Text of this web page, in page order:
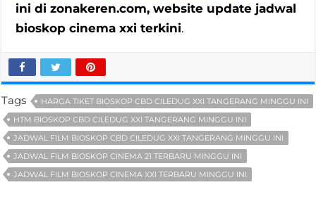
ini di zonakeren.com, website update jadwal
bioskop cinema xxi terkini.
Tags
HARGA TIKET BIOSKOP CBD CILEDUG XXI TANGERANG MINGGU INI
HTM BIOSKOP CBD CILEDUG XXI TANGERANG MINGGU INI
JADWAL FILM BIOSKOP CBD CILEDUG XXI TANGERANG MINGGU INI
JADWAL FILM BIOSKOP CINEMA 21 TERBARU MINGGU INI
JADWAL FILM BIOSKOP CINEMA XXI TERBARU MINGGU INI